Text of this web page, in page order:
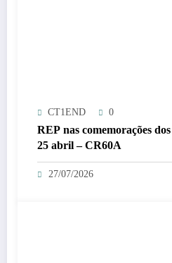
CT1END 0
REP nas comemorações
25 abril – CR60A
27/07/2026